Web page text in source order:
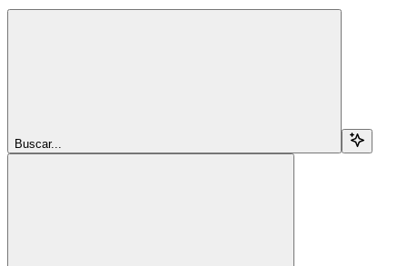
Buscar...